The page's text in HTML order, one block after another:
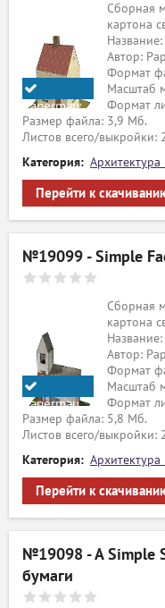
Papermau
Сборная
картона
Автор:
Формат
Масштаб
Формат
Размер файла: 3,9 Мб.
Листов всего/выкройки:
Категория: Архитектура
Перейти к
№19099 - Simple
Papermau
Сборная
картона
Автор:
Формат
Масштаб
Формат
Размер файла: 5,8 Мб.
Листов всего/выкройки:
Категория: Архитектура
Перейти к
№19098 - A Simple
бумаги